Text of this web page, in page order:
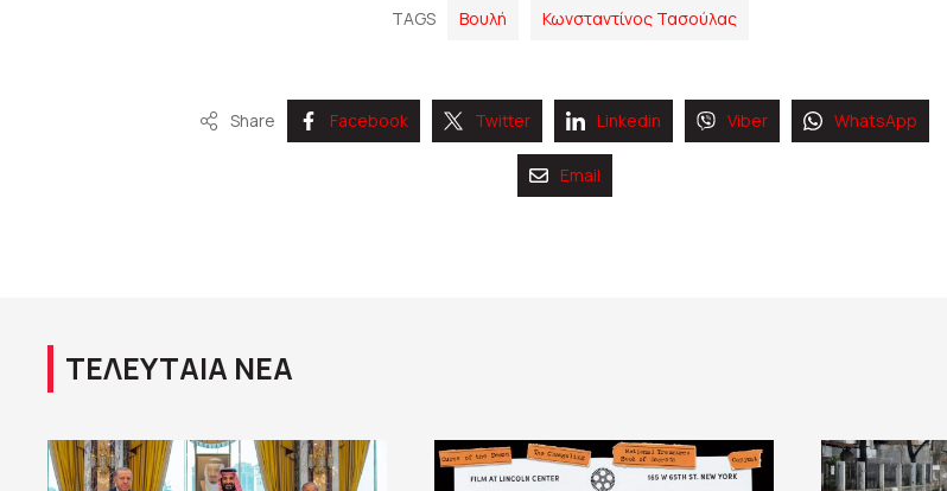
TAGS Βουλή Κωνσταντίνος Τασούλας
Share Facebook Twitter Linkedin Viber WhatsApp
Email
ΤΕΛΕΥΤΑΙΑ ΝΕΑ